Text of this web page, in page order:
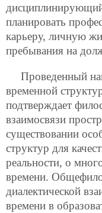
планировать
карьеру, личную
пребывания на
Проведенный
временной
подтверждает
взаимосвязи
существовании
структур для
реальности, о
времени.
диалектической
времени в